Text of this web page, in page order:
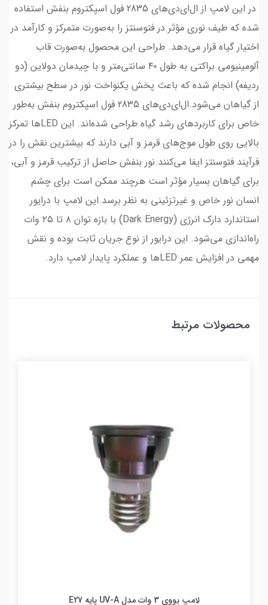
در این لامپ از ال‌ای‌دی‌های 2835 فول اسپکتروم بنفش استفاده
شده که طیف نوری مؤثر در فتوسنتز را به‌صورت متمرکز و کارآمد در
اختیار گیاه قرار می‌دهد. طراحی این محصول به‌صورت قاب
آلومینیومی براکتی به طول ۴۰ سانتی‌متر و با چیدمان دولاین (دو
ردیفه) انجام شده که باعث پخش یکنواخت نور در سطح بیشتری
از گیاهان می‌شود.ال‌ای‌دی‌های 2835 فول اسپکتروم بنفش به‌طور
خاص برای کاربردهای رشد گیاه طراحی شده‌اند. این LEDها تمرکز
بالایی روی طول موج‌های قرمز و آبی دارند که بیشترین نقش را در
فرآیند فتوسنتز ایفا می‌کنند.نور بنفش حاصل از ترکیب قرمز و آبی،
برای گیاهان بسیار مؤثر است هرچند ممکن است برای چشم
انسان نور خاص و غیرتزئینی به نظر برسد.این لامپ با درایور
استاندارد دارک انرژی (Dark Energy) با بازه توان ۸ تا ۲۵ وات
راه‌اندازی می‌شود. این درایور از نوع جریان ثابت بوده و نقش
مهمی در افزایش عمر LEDها و عملکرد پایدار لامپ دارد.
محصولات مرتبط
لامپ یووی 3 وات مدل UV-A پایه E27